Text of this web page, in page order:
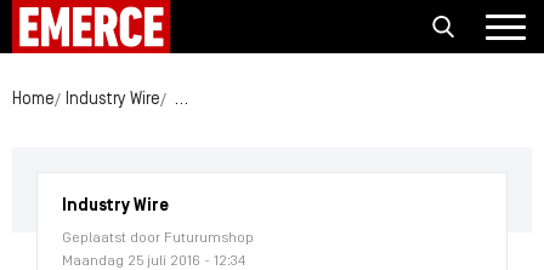
Home Industry Wire FuturumShop kiest voor duurzame
Industry Wire
Geplaatst door Futurumshop
Maandag 25 juli 2016 - 12:34